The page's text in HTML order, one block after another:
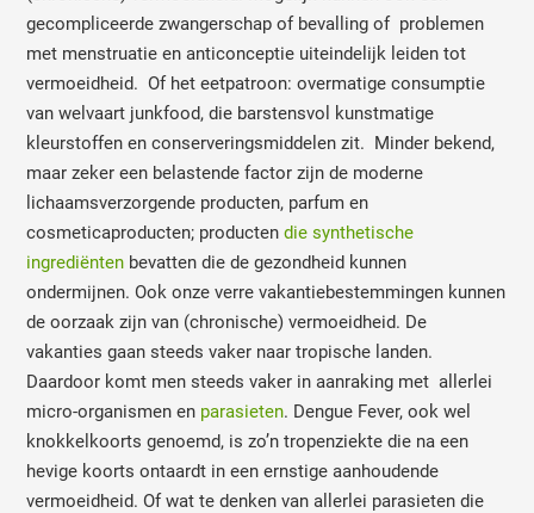
gecompliceerde zwangerschap of bevalling of problemen
met menstruatie en anticonceptie uiteindelijk leiden tot
vermoeidheid. Of het eetpatroon: overmatige consumptie
van welvaart junkfood, die barstensvol kunstmatige
kleurstoffen en conserveringsmiddelen zit. Minder bekend,
maar zeker een belastende factor zijn de moderne
lichaamsverzorgende producten, parfum en
cosmeticaproducten; productendie synthetische
ingrediënten bevatten die de gezondheid kunnen
ondermijnen. Ook onze verre vakantiebestemmingen kunnen
de oorzaak zijn van (chronische) vermoeidheid. De
vakanties gaan steeds vaker naar tropische landen.
Daardoor komt men steeds vaker in aanraking met allerlei
micro-organismen en parasieten. Dengue Fever, ook wel
knokkelkoorts genoemd, is zo’n tropenziekte die na een
hevige koorts ontaardt in een ernstige aanhoudende
vermoeidheid. Of wat te denken van allerlei parasieten die